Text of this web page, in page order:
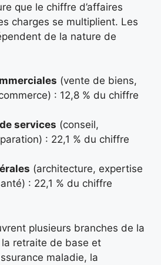
que le chiffre d’affaires
charges se multiplient. Les
de la nature de
(vente de biens,
: 12,8 % du chiffre
services (conseil,
: 22,1 % du chiffre
(architecture, expertise
: 22,1 % du chiffre
plusieurs branches de la
retraite de base et
maladie, la